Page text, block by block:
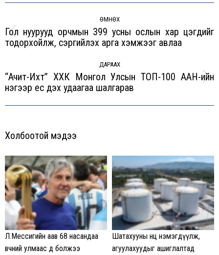
navigation
ӨМНӨХ
Previous
Гол нуурууд орчмын 399 усны ослын хар цэгүүдийг
тодорхойлж, сэргийлэх арга хэмжээг авлаа
ДАРААХ
Next
post:
“Ачит-Ихт” ХХК Монгол Улсын ТОП-100 ААН-ийн
нэгээр ес дэх удаагаа шалгарав
Холбоотой мэдээ
Л.Мессигийн аав 68 насандаа
өвчний улмаас өөд болжээ
Шатахууны нөөц нэмэгдүүлж,
агуулахуудыг ашиглалтад